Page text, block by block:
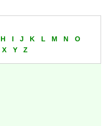
H I J K L M N
O
X Y Z